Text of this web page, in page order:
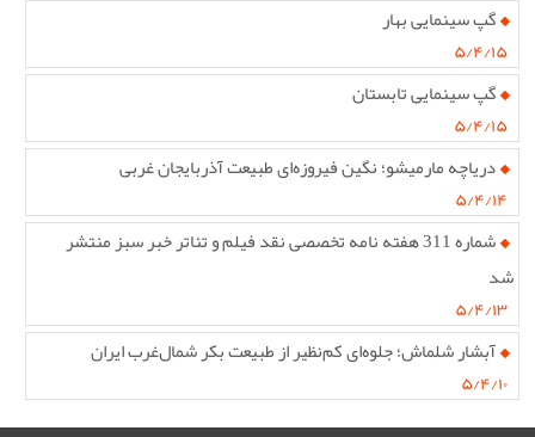
گپ سینمایی بهار
۵/۴/۱۵
گپ سینمایی تابستان
۵/۴/۱۵
دریاچه مارمیشو؛ نگین فیروزه‌ای طبیعت آذربایجان غربی
۵/۴/۱۴
شماره 311 هفته نامه تخصصی نقد فیلم و تئاتر خبر سبز منتشر
شد
۵/۴/۱۳
آبشار شلماش؛ جلوه‌ای کم‌نظیر از طبیعت بکر شمال‌غرب ایران
۵/۴/۱۰